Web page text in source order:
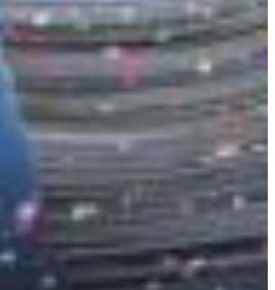
Croatia
Czechia
Estonia